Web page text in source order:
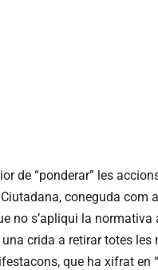
de “ponderar” les
coneguda com a
no s’apliqui la normativa
una crida a retirar totes les
que ha xifrat en